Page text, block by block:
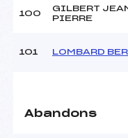
100
GILBERT
PIERRE
101 LOMBARD
Abandons